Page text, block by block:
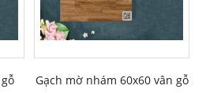
Gạch mờ nhám 60x60 vân gỗ